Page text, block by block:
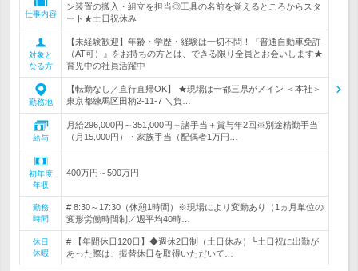
仕事内容
ン装置の搬入・組立を担当◎工具の名前を覚えるところからスタ
ート★土日祝休み
対象と
なる方
【未経験歓迎】年齢・学歴・経験は一切不問！『普通自動車免許
（AT可）』をお持ちの方とは、できる限り全員とお会いします★
育児中の社員活躍中
勤務地
【転勤なし／直行直帰OK】 ★現場は一都三県がメイン ＜本社＞
東京都練馬区田柄2-11-7 ＼負…
給与
月給296,000円～351,000円＋諸手当＋賞与年2回※別途精勤手当
（月15,000円）・家族手当（配偶者1万円…
初年度
年収
400万円～500万円
勤務
時間
# 8:30～17:30（休憩1時間）※現場により変動あり（1ヵ月単位の
変形労働時間制／週平均40時…
休日
休暇
# 【年間休日120日】◆週休2日制（土日休み）└土日祝に出勤が
あった際は、振替休日を取得いただいて…